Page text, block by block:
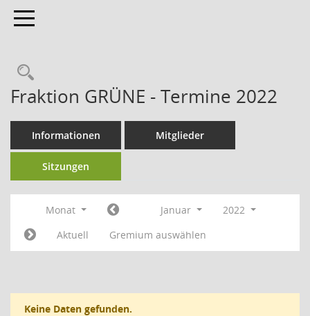
Toggle navigation
Fraktion GRÜNE - Termine 2022
Informationen Mitglieder
Sitzungen
Monat Januar
2022
Aktuell
Gremium auswählen
Keine Daten gefunden.